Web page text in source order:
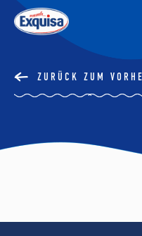
ZURÜCK ZUM